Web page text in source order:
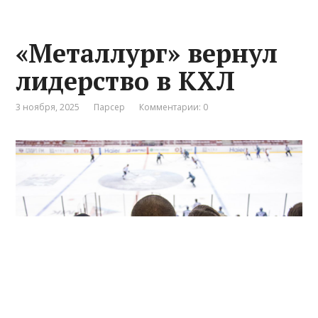
«Металлург» вернул
лидерство в КХЛ
3 ноября, 2025 Парсер Комментарии: 0